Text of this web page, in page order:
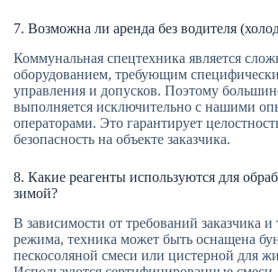
7. Возможна ли аренда без водителя
Коммунальная спецтехника является
оборудованием, требующим
управления и допусков. Поэтому
выполняется исключительно с нашими
операторами. Это гарантирует
безопасность на объекте заказчика.
8. Какие реагенты используются для
зимой?
В зависимости от требований заказчика и
режима, техника может быть оснащена
пескосоляной смеси или цистерной для